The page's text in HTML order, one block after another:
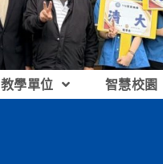
教學單位 智慧校園